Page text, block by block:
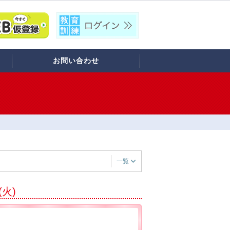
お問い合わせ
一覧
)